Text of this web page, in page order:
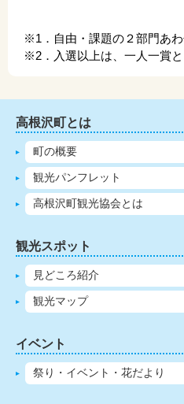
※1．自由・課題の２部門あわ
※2．入選以上は、一人一賞と
高根沢町とは
町の概要
観光パンフレット
高根沢町観光協会とは
観光スポット
見どころ紹介
観光マップ
イベント
祭り・イベント・花だより